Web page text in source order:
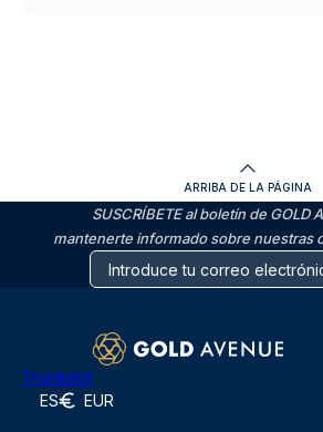
ARRIBA DE LA PÁGINA
SUSCRÍBETE al boletín de GOLD
mantenerte informado sobre nuestras
Trustpilot
ES EUR